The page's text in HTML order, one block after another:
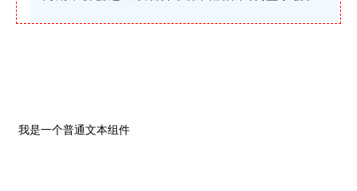
我是一个普通文本组件